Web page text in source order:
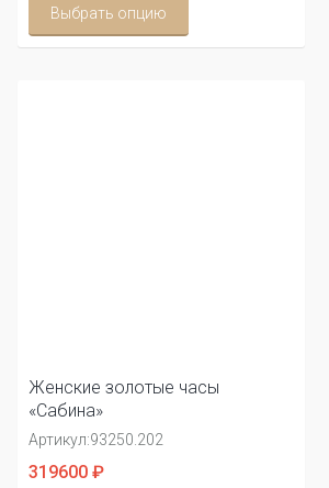
Выбрать опцию
Женские золотые часы
«Сабина»
Артикул:93250.202
319600 ₽